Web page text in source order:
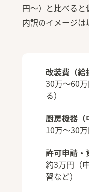
円〜）と比べると
内訳のイメージは
改装費（給
30万〜60
る）
厨房機器（
10万〜30万
許可申請・
約3万円（
習など）